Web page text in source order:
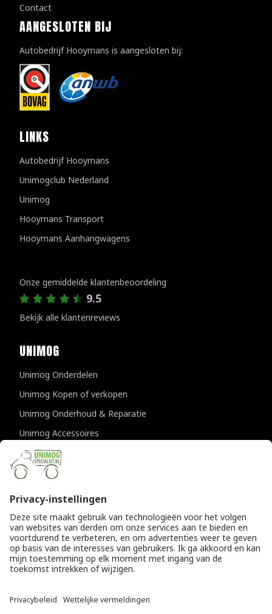
Contact
AANGESLOTEN BIJ
Autobedrijf Hooymans is aangesloten bij:
LINKS
Autobedrijf Hooymans
Unimogclub Nederland
Unimog
Hooymans Transport
Hooymans Aanhangwagens
Onze gemiddelde klantenbeoordeling
9.5
Bekijk alle klantenreviews
UNIMOG
Unimog Onderdelen
Unimog Kopen of verkopen
Unimog Onderhoud & Reparatie
Unimog Accessoires
Unimog APK-keuringen
CONTACTGEGEVENS
Unimogspecialist
5334 JK Velddriel
T0418 632073
Einfo@unimogspecialist.nl